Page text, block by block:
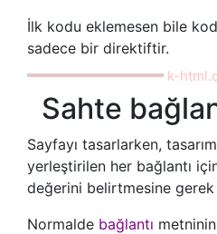
İlk kodu eklemesen bile
sadece bir direktiftir.
Sahte
Sayfayı tasarlarken,
yerleştirilen her bağlantı
değerini belirtmesine
Normalde bağlantı